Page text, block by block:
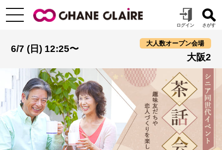
6/7 (日) 12:25〜
大人数オープン会場
大阪2